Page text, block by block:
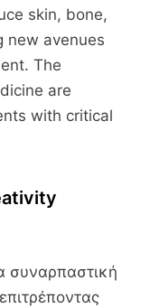
skin, bone,
new avenues
The
are
with critical
συναρπαστική